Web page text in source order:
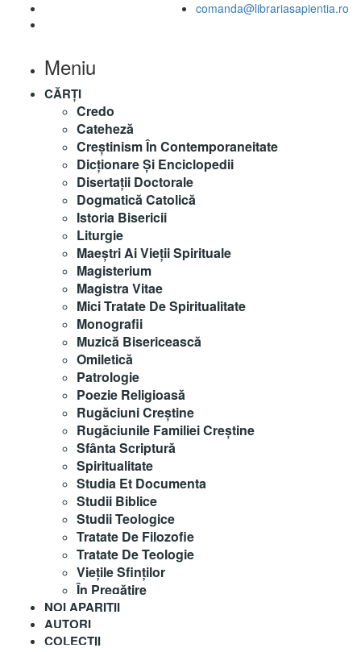
comanda@librariasapientia.ro
Meniu
CĂRȚI
Credo
Cateheză
Creștinism În Contemporaneitate
Dicționare Și Enciclopedii
Disertații Doctorale
Dogmatică Catolică
Istoria Bisericii
Liturgie
Maeştri Ai Vieţii Spirituale
Magisterium
Magistra Vitae
Mici Tratate De Spiritualitate
Monografii
Muzică Bisericească
Omiletică
Patrologie
Poezie Religioasă
Rugăciuni Creştine
Rugăciunile Familiei Creștine
Sfânta Scriptură
Spiritualitate
Studia Et Documenta
Studii Biblice
Studii Teologice
Tratate De Filozofie
Tratate De Teologie
Vieţile Sfinţilor
În Pregătire
NOI APARITII
AUTORI
COLECȚII